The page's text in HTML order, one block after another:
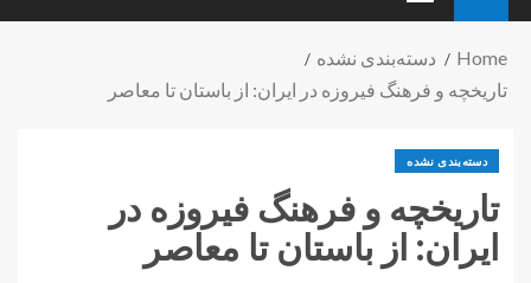
Home
دسته‌بندی نشده
تاریخچه و فرهنگ فیروزه در ایران: از باستان تا معاصر
دسته‌بندی نشده
تاریخچه و فرهنگ فیروزه در
ایران: از باستان تا معاصر